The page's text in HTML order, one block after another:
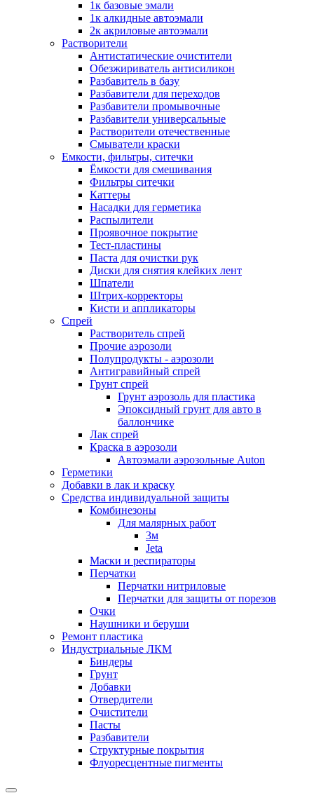
1к базовые эмали
1к алкидные автоэмали
2к акриловые автоэмали
Растворители
Антистатические очистители
Обезжириватель антисиликон
Разбавитель в базу
Разбавители для переходов
Разбавители промывочные
Разбавители универсальные
Растворители отечественные
Смыватели краски
Емкости, фильтры, ситечки
Ёмкости для смешивания
Фильтры ситечки
Каттеры
Насадки для герметика
Распылители
Проявочное покрытие
Тест-пластины
Паста для очистки рук
Диски для снятия клейких лент
Шпатели
Штрих-корректоры
Кисти и аппликаторы
Спрей
Растворитель спрей
Прочие аэрозоли
Полупродукты - аэрозоли
Антигравийный спрей
Грунт спрей
Грунт аэрозоль для пластика
Эпоксидный грунт для авто в
баллончике
Лак спрей
Краска в аэрозоли
Автоэмали аэрозольные Auton
Герметики
Добавки в лак и краску
Средства индивидуальной защиты
Комбинезоны
Для малярных работ
3м
Jeta
Маски и респираторы
Перчатки
Перчатки нитриловые
Перчатки для защиты от порезов
Очки
Наушники и беруши
Ремонт пластика
Индустриальные ЛКМ
Биндеры
Грунт
Добавки
Отвердители
Очистители
Пасты
Разбавители
Структурные покрытия
Флуоресцентные пигменты